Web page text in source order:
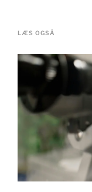
LÆS OGSÅ